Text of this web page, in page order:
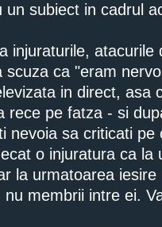
un subiect in cadrul
injuraturile,
scuza ca "eram
in direct, asa
rece pe fatza - si
nevoia sa criticati
o injuratura ca
la urmatoarea
nu membrii intre ei.